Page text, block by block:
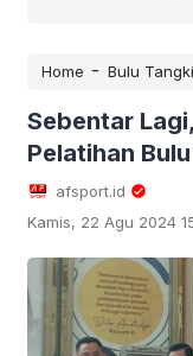
Home - Bulu
Sebentar
Pelatihan
afsport.id
Kamis, 22 Agu 2024